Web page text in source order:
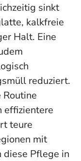
sinkt
kalkfreie
Halt. Eine
reduziert.
effizientere
teure
mit
diese Pflege in